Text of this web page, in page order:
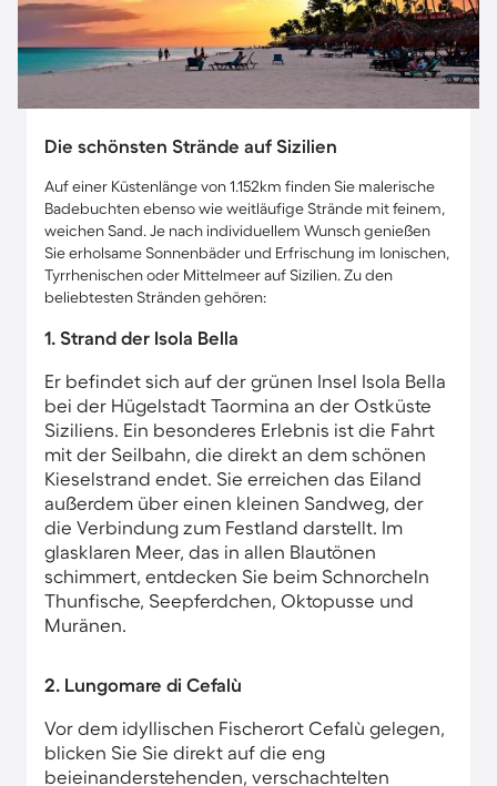
Die schönsten Strände auf Sizilien
Auf einer Küstenlänge von 1.152km finden Sie malerische
Badebuchten ebenso wie weitläufige Strände mit feinem,
weichen Sand. Je nach individuellem Wunsch genießen
Sie erholsame Sonnenbäder und Erfrischung im Ionischen,
Tyrrhenischen oder Mittelmeer auf Sizilien. Zu den
beliebtesten Stränden gehören:
1. Strand der Isola Bella
Er befindet sich auf der grünen Insel Isola Bella
bei der Hügelstadt Taormina an der Ostküste
Siziliens. Ein besonderes Erlebnis ist die Fahrt
mit der Seilbahn, die direkt an dem schönen
Kieselstrand endet. Sie erreichen das Eiland
außerdem über einen kleinen Sandweg, der
die Verbindung zum Festland darstellt. Im
glasklaren Meer, das in allen Blautönen
schimmert, entdecken Sie beim Schnorcheln
Thunfische, Seepferdchen, Oktopusse und
Muränen.
2. Lungomare di Cefalù
Vor dem idyllischen Fischerort Cefalù gelegen,
blicken Sie Sie direkt auf die eng
beieinanderstehenden, verschachtelten